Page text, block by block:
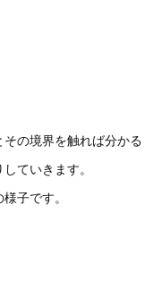
の境界を触れば分かる
ていきます。
子です。